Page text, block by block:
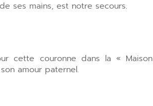
ses mains, est notre secours.
cette couronne dans la «
amour paternel.